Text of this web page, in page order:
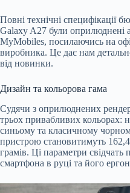
Повні технічні специфікації
Galaxy A27 були оприлюднені
MyMobiles, посилаючись на
виробника. Це дає нам
від новинки.
Дизайн та кольорова гама
Судячи з оприлюднених
трьох привабливих кольорах:
синьому та класичному
пристрою становитимуть
грамів. Ці параметри
смартфона в руці та його